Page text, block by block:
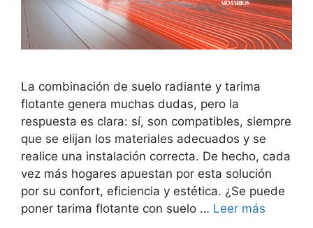
La combinación de suelo radiante y tarima
flotante genera muchas dudas, pero la
respuesta es clara: sí, son compatibles, siempre
que se elijan los materiales adecuados y se
realice una instalación correcta. De hecho, cada
vez más hogares apuestan por esta solución
por su confort, eficiencia y estética. ¿Se puede
poner tarima flotante con suelo … Leer más